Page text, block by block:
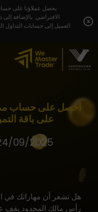
content
يحصل عملاؤنا على
الافتراضي. بالإضافة
العميل إلى حسابات التداول
x
احصل على حساب
على باقة
09/2025
هل تشعر أن مهاراتك في
رأس مالك المحدود يقف